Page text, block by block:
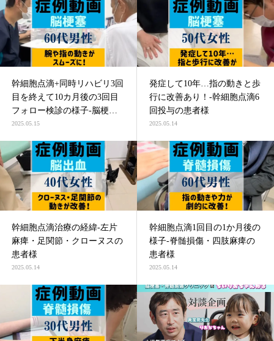
幹細胞点滴+同時リハビリ3回
目を終えて10カ月後の3回目
フォロー検診の様子-脳梗塞
による四肢麻痺の患者様
2025.05.15
発症して10年…指の動きと歩
行に改善あり！-幹細胞点滴6
回投与の患者様
2025.05.14
幹細胞点滴治療の経緯-左片
麻痺・足関節・クローヌスの
患者様
2025.05.14
幹細胞点滴1回目の1か月後の
様子-脊髄損傷・四肢麻痺の
患者様
2025.05.14